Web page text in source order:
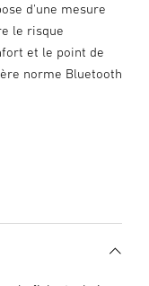
d'une mesure
le risque
et le point de
norme Bluetooth